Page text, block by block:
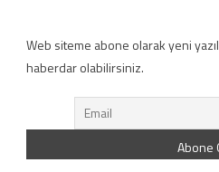
Web siteme abone olarak yeni
haberdar olabilirsiniz.